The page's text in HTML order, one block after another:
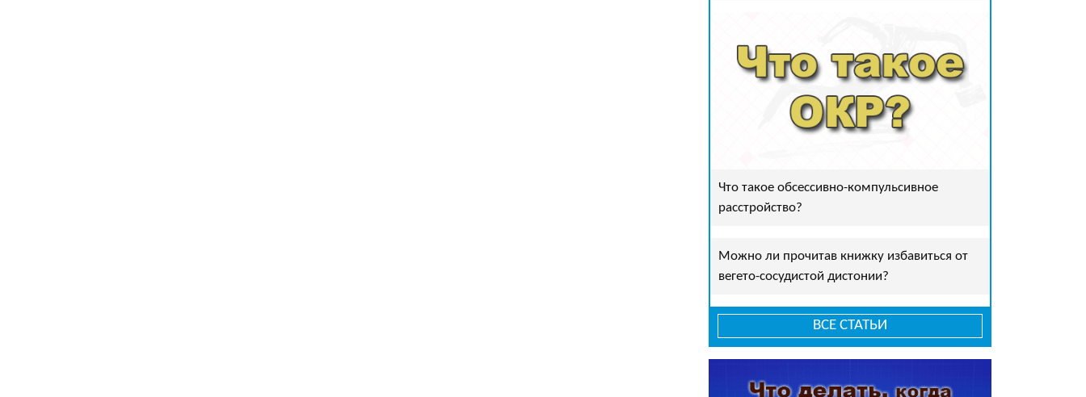
Что такое обсессивно-компульсивное
расстройство?
Можно ли прочитав книжку избавиться от
вегето-сосудистой дистонии?
ВСЕ СТАТЬИ